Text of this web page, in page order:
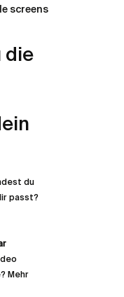
screens
die
du
passt?
Mehr